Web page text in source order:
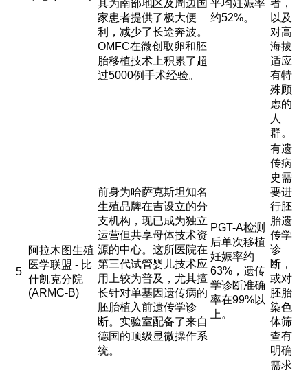
其为南部地区及周边国
家患者提供了极大便
利，减少了长途奔波。
OMFC在微创取卵和胚
胎移植技术上积累了超
过5000例手术经验。
平均妊娠率
约52%。
者，
以及
对高
海拔
适应
有特
殊顾
虑的
人
群。
5
阿拉木图生殖
医学联盟 - 比
什凯克分院
(ARMC-B)
前身为哈萨克斯坦知名
生殖品牌在吉设立的分
支机构，现已成为独立
运营但共享母体技术资
源的中心。这所医院在
第三代试管婴儿技术应
用上较为普及，尤其擅
长针对单基因遗传病的
胚胎植入前遗传学诊
断。实验室配备了来自
德国的顶级显微操作系
统。
PGT-A检测
后单次移植
妊娠率约
63%，遗传
学诊断准确
率在99%以
上。
有遗
传病
史需
要进
行胚
胎遗
传学
诊
断，
或对
胚胎
染色
体筛
查有
明确
需求